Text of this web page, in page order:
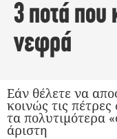
3 ποτά που
νεφρά
Εάν θέλετε να
κοινώς τις
τα πολυτιμότερα
άριστη